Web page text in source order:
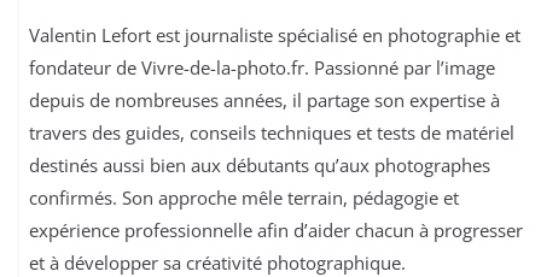
Valentin Lefort est journaliste spécialisé en photographie et
fondateur de Vivre-de-la-photo.fr. Passionné par l’image
depuis de nombreuses années, il partage son expertise à
travers des guides, conseils techniques et tests de matériel
destinés aussi bien aux débutants qu’aux photographes
confirmés. Son approche mêle terrain, pédagogie et
expérience professionnelle afin d’aider chacun à progresser
et à développer sa créativité photographique.